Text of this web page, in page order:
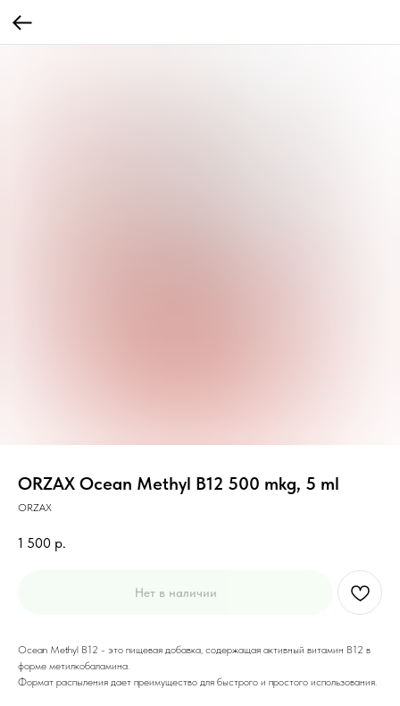
ORZAX Ocean Methyl B12 500 mkg, 5 ml
ORZAX
1 500 р.
Нет в наличии
Ocean Methyl B12 - это пищевая добавка, содержащая активный витамин B12 в
форме метилкобаламина.
Формат распыления дает преимущество для быстрого и простого использования.